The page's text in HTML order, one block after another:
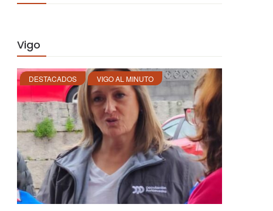
Vigo
DESTACADOS VIGO AL MINUTO